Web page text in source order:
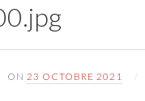
ON23 OCTOBRE 2021